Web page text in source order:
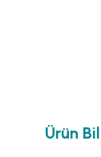
Ürün